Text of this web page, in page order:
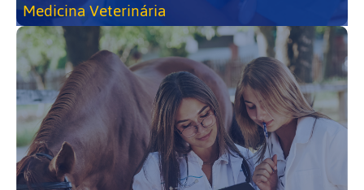
Medicina Veterinária